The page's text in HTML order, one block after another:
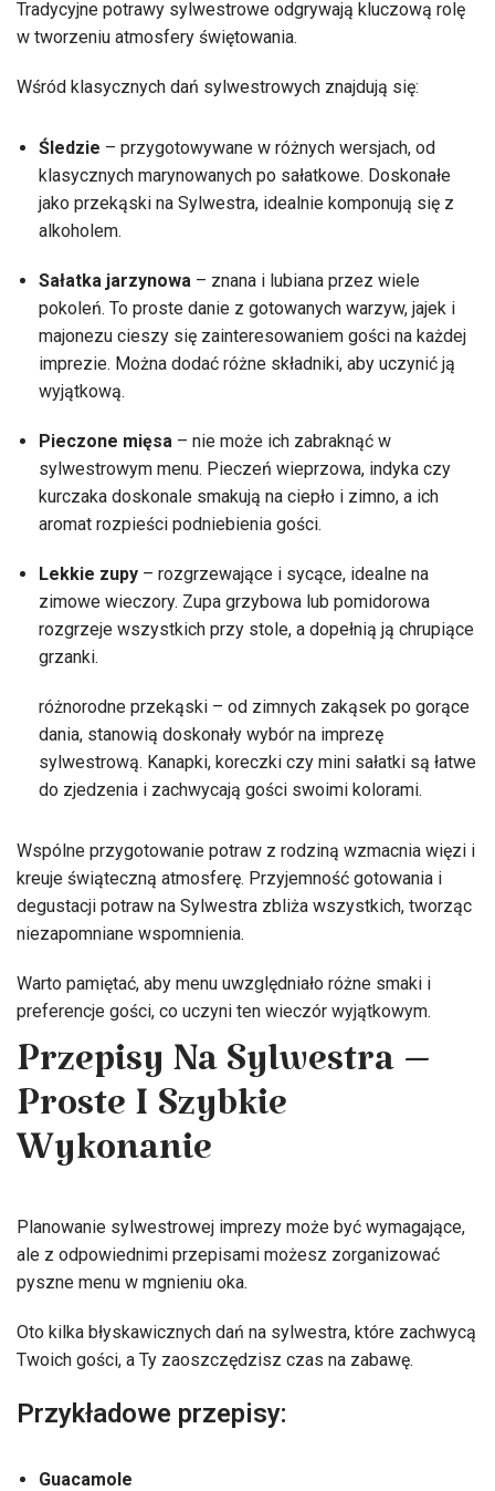
Tradycyjne potrawy sylwestrowe odgrywają kluczową rolę
w tworzeniu atmosfery świętowania.
Wśród klasycznych dań sylwestrowych znajdują się:
Śledzie – przygotowywane w różnych wersjach, od
klasycznych marynowanych po sałatkowe. Doskonałe
jako przekąski na Sylwestra, idealnie komponują się z
alkoholem.
Sałatka jarzynowa – znana i lubiana przez wiele
pokoleń. To proste danie z gotowanych warzyw, jajek i
majonezu cieszy się zainteresowaniem gości na każdej
imprezie. Można dodać różne składniki, aby uczynić ją
wyjątkową.
Pieczone mięsa – nie może ich zabraknąć w
sylwestrowym menu. Pieczeń wieprzowa, indyka czy
kurczaka doskonale smakują na ciepło i zimno, a ich
aromat rozpieści podniebienia gości.
Lekkie zupy – rozgrzewające i sycące, idealne na
zimowe wieczory. Zupa grzybowa lub pomidorowa
rozgrzeje wszystkich przy stole, a dopełnią ją chrupiące
grzanki.
różnorodne przekąski – od zimnych zakąsek po gorące
dania, stanowią doskonały wybór na imprezę
sylwestrową. Kanapki, koreczki czy mini sałatki są łatwe
do zjedzenia i zachwycają gości swoimi kolorami.
Wspólne przygotowanie potraw z rodziną wzmacnia więzi i
kreuje świąteczną atmosferę. Przyjemność gotowania i
degustacji potraw na Sylwestra zbliża wszystkich, tworząc
niezapomniane wspomnienia.
Warto pamiętać, aby menu uwzględniało różne smaki i
preferencje gości, co uczyni ten wieczór wyjątkowym.
Przepisy Na Sylwestra –
Proste I Szybkie
Wykonanie
Planowanie sylwestrowej imprezy może być wymagające,
ale z odpowiednimi przepisami możesz zorganizować
pyszne menu w mgnieniu oka.
Oto kilka błyskawicznych dań na sylwestra, które zachwycą
Twoich gości, a Ty zaoszczędzisz czas na zabawę.
Przykładowe przepisy:
Guacamole